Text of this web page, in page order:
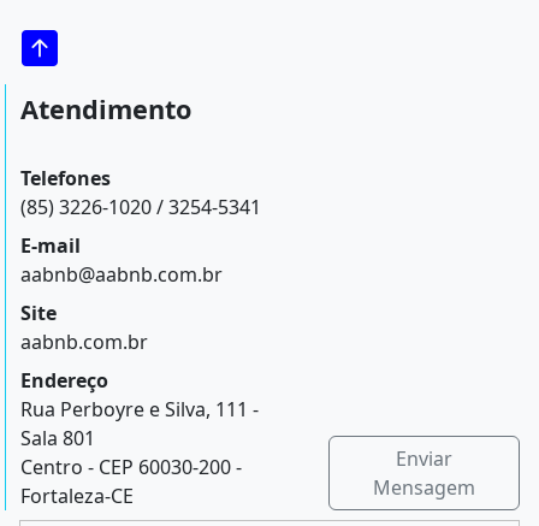
Atendimento
Telefones
(85) 3226-1020 / 3254-5341
E-mail
aabnb@aabnb.com.br
Site
aabnb.com.br
Endereço
Rua Perboyre e Silva, 111 -
Sala 801
Centro - CEP 60030-200 -
Fortaleza-CE
Enviar
Mensagem